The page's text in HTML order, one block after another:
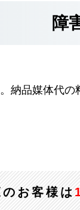
障
納品媒体代の
お客様は